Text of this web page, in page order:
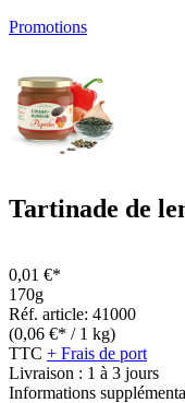
Promotions
Tartinade de
0,01 €*
170g
Réf. article: 41000
(0,06 €* / 1 kg)
TTC + Frais de port
Livraison : 1 à 3 jours
Informations